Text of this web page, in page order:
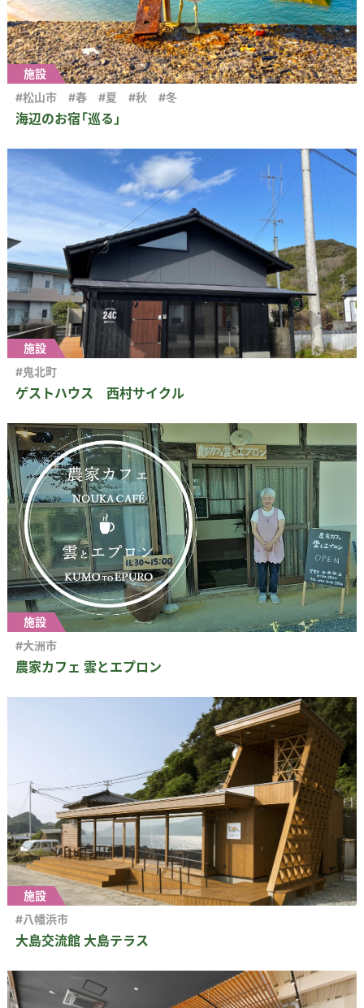
施設
海辺のお宿「巡る」
#松山市 #春 #夏 #秋 #冬
施設
ゲストハウス 西村サイクル
#鬼北町
施設
農家カフェ 雲とエプロン
#大洲市
施設
大島交流館 大島テラス
#八幡浜市